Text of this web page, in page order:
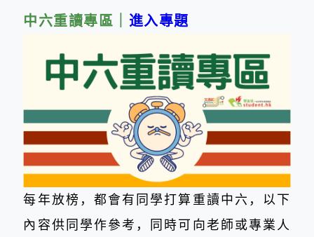
中六重讀專區 進入專題
每年放榜，都會有同學打算重讀中六，以下
內容供同學作參考，同時可向老師或專業人